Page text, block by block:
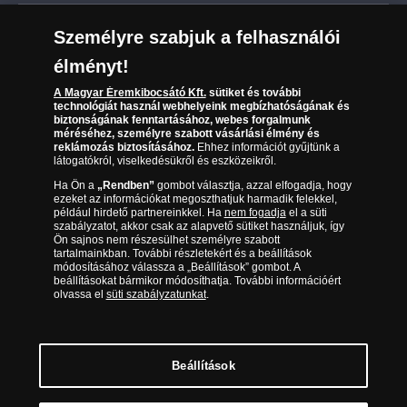
Kézbesítés
Reklamáció
Visszaküldés
Elállási űrlap
Karrier
Sütik (cookies) használata
Süti (cookies)Beállítások
Társaságunkról
Az érmék és érmek ára és értéke
Gyakran ismételt kérdések
Adatkezelés
06 80 888 889
(díjmentesen hívható hétfőtől csütörtökig 9.00 és 17.00
óra között, péntekenként 9.00 és 15.00 óra között)
Magyar Éremkibocsátó Kft. 1134 Budapest, Váci út 33. Cégjegyzékszám: 01-09-
957944, Adószám: 23275395-2-41 A Társaság a Magyar Kereskedelmi
Személyre szabjuk a felhasználói
élményt!
A Magyar Éremkibocsátó Kft.sütiket és további
technológiát használ webhelyeink megbízhatóságának és
biztonságának fenntartásához, webes forgalmunk
méréséhez, személyre szabott vásárlási élmény és
reklámozás biztosításához.Ehhez információt gyűjtünk a
látogatókról, viselkedésükről és eszközeikről.
Ha Ön a „Rendben”gombot választja, azzal elfogadja, hogy
ezeket az információkat megoszthatjuk harmadik felekkel,
például hirdető partnereinkkel. Ha nem fogadjael a süti
szabályzatot, akkor csak az alapvető sütiket használjuk, így
Ön sajnos nem részesülhet személyre szabott
tartalmainkban. További részletekért és a beállítások
módosításához válassza a „Beállítások” gombot. A
beállításokat bármikor módosíthatja. További információért
olvassa el süti szabályzatunkat.
Beállítások